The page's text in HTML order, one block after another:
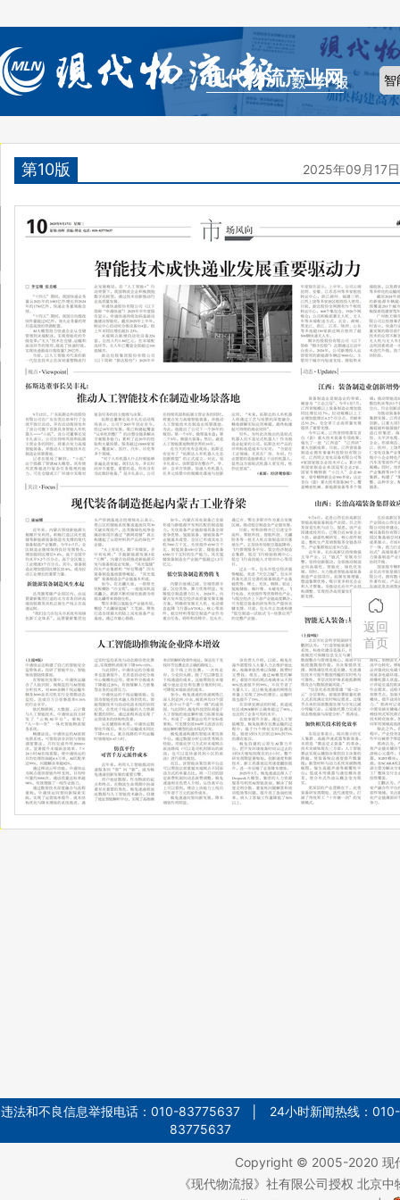
现代物流产业网
第10版 2025年09月17
违法和不良信息举报电话：010-83775637 │ 24小时新闻热线：010-
83775637
Copyright © 2005-2020 现
《现代物流报》社有限公司授权 北京
返回
首页